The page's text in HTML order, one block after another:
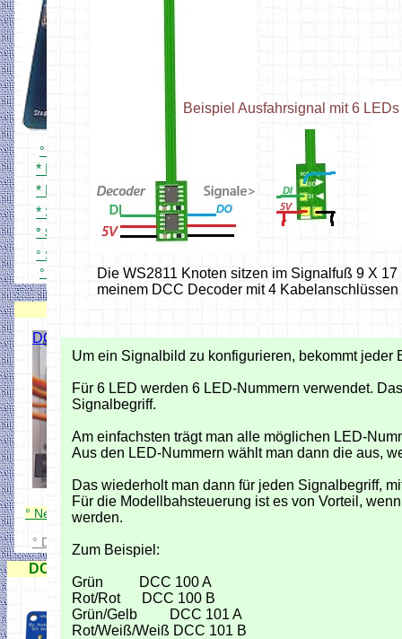
DCC 8 fach Servo-Decoder
° Simpel DCC Zentrale
* Platine und Bestückung
* Mini Zentrale 1Ampere
* Schnell mal testen
° Simpel DCC Booster
° Simpel DCC Bremsgenerator
° Simpel DCC Zentrale Gehäuse
DCC Servo Schaltdecoder
° Neuer DCC Servo Schaltdecoder
° DCC Servo + Schaltdecoder
Die WS2811 Knoten sitzen im Signalfuß 9 X 17
meinem DCC Decoder mit 4
Um ein Signalbild zu konfigurieren, bekommt jeder
Für 6 LED werden 6 LED-Nummern verwendet.
Signalbegriff.
Am einfachsten trägt man alle möglichen LED-
Aus den LED-Nummern wählt man dann die aus,
Das wiederholt man dann für jeden Signalbegriff,
Für die Modellbahsteuerung ist es von Vorteil,
werden.
Zum Beispiel:
Grün DCC 100 A
Rot/Rot DCC 100 B
Grün/Gelb DCC 101 A
Rot/Weiß/Weiß DCC 101 B
Beispiel Ausfahrsignal mit 6 LEDs